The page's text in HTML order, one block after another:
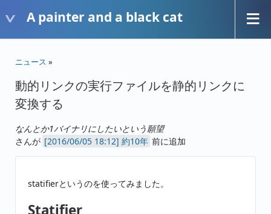
A painter and a black cat
ニュース »
動的リンクの実行ファイルを静的リンクに
変換する
なんとか1バイナリにしたいという願望
さんが
約10年 前に追加
statifierというのを使ってみました。
Statifier